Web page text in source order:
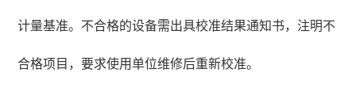
计量基准。不合格的设备需出具校准结果通知书，注明不
合格项目，要求使用单位维修后重新校准。